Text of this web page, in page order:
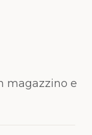
magazzino e